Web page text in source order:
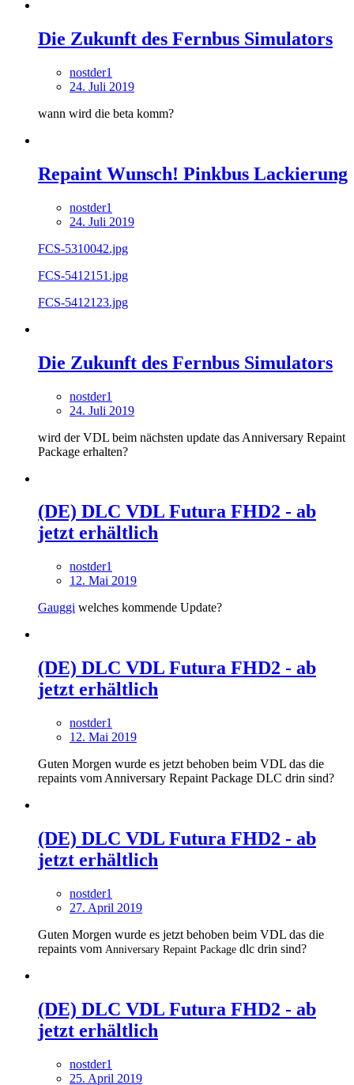
Die Zukunft des Fernbus Simulators
nostder1
24. Juli 2019
wann wird die beta komm?
Repaint Wunsch! Pinkbus Lackierung
nostder1
24. Juli 2019
FCS-5310042.jpg
FCS-5412151.jpg
FCS-5412123.jpg
Die Zukunft des Fernbus Simulators
nostder1
24. Juli 2019
wird der VDL beim nächsten update das Anniversary Repaint
Package erhalten?
(DE) DLC VDL Futura FHD2 - ab
jetzt erhältlich
nostder1
12. Mai 2019
Gauggi welches kommende Update?
(DE) DLC VDL Futura FHD2 - ab
jetzt erhältlich
nostder1
12. Mai 2019
Guten Morgen wurde es jetzt behoben beim VDL das die
repaints vom Anniversary Repaint Package DLC drin sind?
(DE) DLC VDL Futura FHD2 - ab
jetzt erhältlich
nostder1
27. April 2019
Guten Morgen wurde es jetzt behoben beim VDL das die
repaints vom Anniversary Repaint Package dlc drin sind?
(DE) DLC VDL Futura FHD2 - ab
jetzt erhältlich
nostder1
25. April 2019